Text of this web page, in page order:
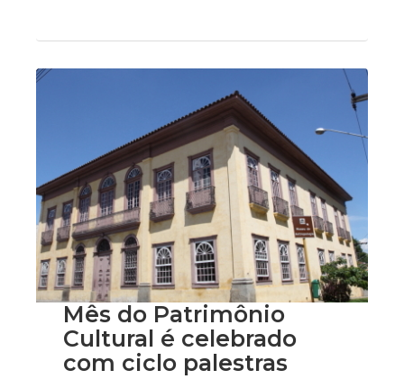
Mês do Patrimônio
Cultural é celebrado
com ciclo palestras